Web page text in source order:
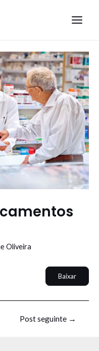
Aberta
Oliveira
Baixar
Post seguinte →